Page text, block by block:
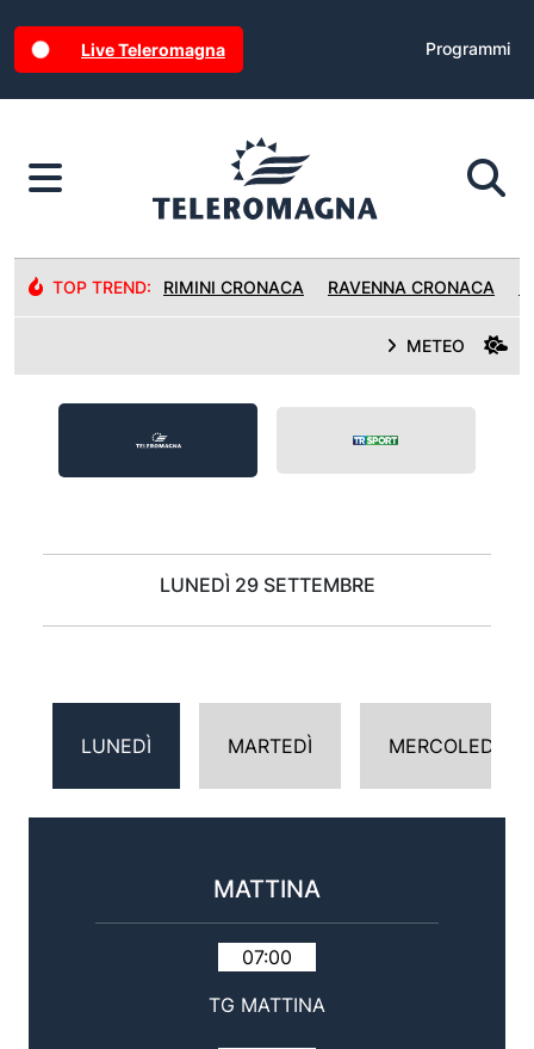
Live Teleromagna Programmi
TOP TREND: RIMINI CRONACA RAVENNA CRONACA
METEO
LUNEDÌ 29 SETTEMBRE
LUNEDÌ MARTEDÌ MERCOLEDÌ
MATTINA
07:00
TG MATTINA